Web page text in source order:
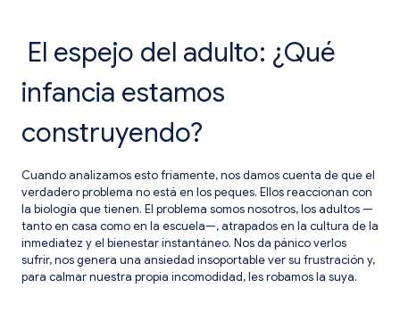
El espejo del adulto: ¿Qué
infancia estamos
construyendo?
Cuando analizamos esto fríamente, nos damos cuenta de que el
verdadero problema no está en los peques. Ellos reaccionan con
la biología que tienen. El problema somos nosotros, los adultos —
tanto en casa como en la escuela—, atrapados en la cultura de la
inmediatez y el bienestar instantáneo. Nos da pánico verlos
sufrir, nos genera una ansiedad insoportable ver su frustración y,
para calmar nuestra propia incomodidad, les robamos la suya.